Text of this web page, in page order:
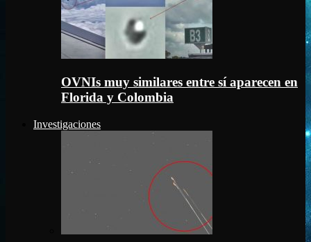
OVNIs muy similares entre sí aparecen en
Florida y Colombia
Investigaciones